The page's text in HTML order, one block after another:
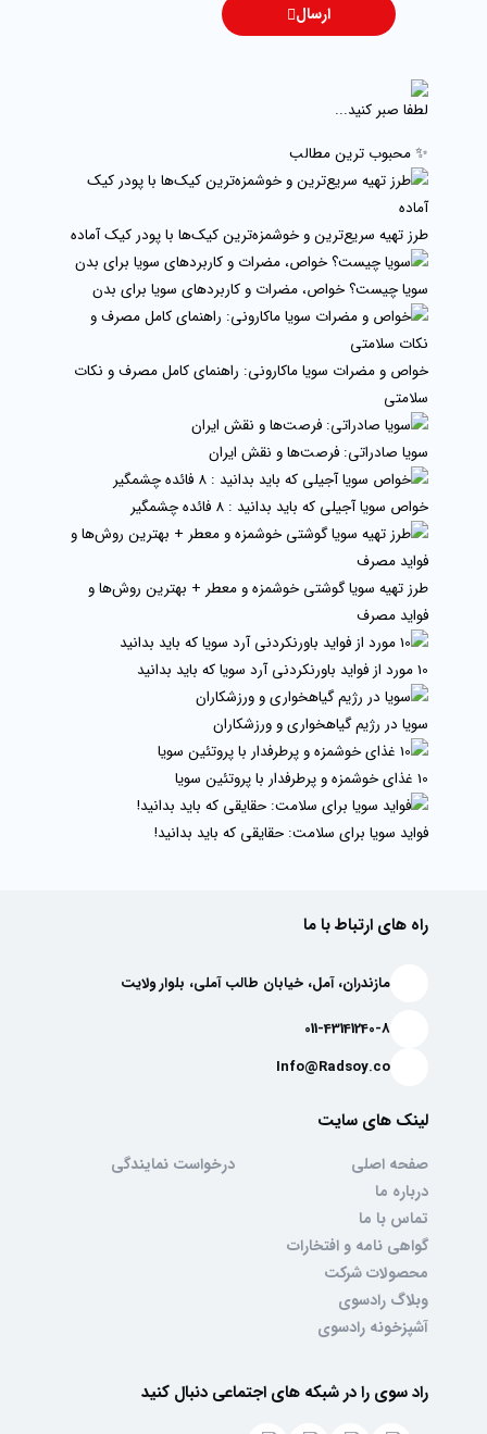
ارسال
لطفا صبر کنید...
✨ محبوب ترین مطالب
طرز تهیه سریع‌ترین و خوشمزه‌ترین کیک‌ها با پودر کیک آماده
سویا چیست؟ خواص، مضرات و کاربردهای سویا برای بدن
خواص و مضرات سویا ماکارونی: راهنمای کامل مصرف و نکات
سلامتی
سویا صادراتی: فرصت‌ها و نقش ایران
خواص سویا آجیلی که باید بدانید : 8 فائده چشمگیر
طرز تهیه سویا گوشتی خوشمزه و معطر + بهترین روش‌ها و
فواید مصرف
10 مورد از فواید باورنکردنی آرد سویا که باید بدانید
سویا در رژیم گیاهخواری و ورزشکاران
10 غذای خوشمزه و پرطرفدار با پروتئین سویا
فواید سویا برای سلامت: حقایقی که باید بدانید!
راه های ارتباط با ما
مازندران، آمل، خیابان طالب آملی، بلوار ولایت
011-43141240-8
Info@Radsoy.co
لینک های سایت
صفحه اصلی
درباره ما
تماس با ما
گواهی نامه و افتخارات
محصولات شرکت
وبلاگ رادسوی
آشپزخونه رادسوی
درخواست نمایندگی
راد سوی را در شبکه های اجتماعی دنبال کنید